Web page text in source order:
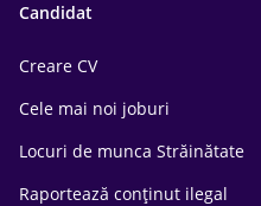
Candidat
Creare CV
Cele mai noi joburi
Locuri de munca Străinătate
Raportează conținut ilegal